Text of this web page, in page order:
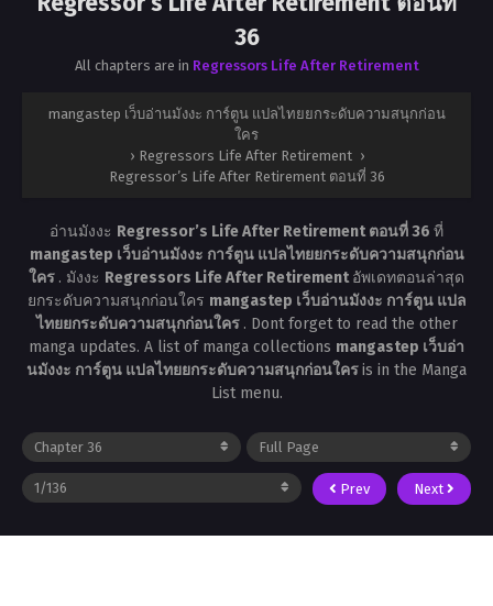
36
All chapters are in Regressors Life After Retirement
mangastep เว็บอ่านมังงะ การ์ตูน แปลไทยยกระดับความสนุกก่อน
ใคร
› Regressors Life After Retirement ›
Regressor’s Life After Retirement ตอนที่ 36
อ่านมังงะ Regressor’s Life After Retirement ตอนที่ 36 ที่
mangastep เว็บอ่านมังงะ การ์ตูน แปลไทยยกระดับความสนุกก่อน
ใคร . มังงะ Regressors Life After Retirementอัพเดทตอนล่าสุด
ยกระดับความสนุกก่อนใคร mangastep เว็บอ่านมังงะ การ์ตูน แปล
ไทยยกระดับความสนุกก่อนใคร . Dont forget to read the other
manga updates. A list of manga collections mangastep เว็บอ่า
นมังงะ การ์ตูน แปลไทยยกระดับความสนุกก่อนใครis in the Manga
List menu.
Prev Next